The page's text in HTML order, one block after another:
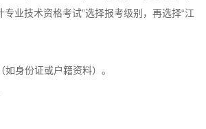
业技术资格考试”选择报考级别，再选择“江
身份证或户籍资料）。